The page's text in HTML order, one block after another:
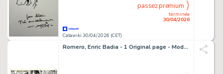
Catawiki 30/04/2026 (CET)
terminée
30/04/2026
passez premium
Romero, Enric Badia - 1 Original page - Modesty Blaise - strip #3614 - 1975